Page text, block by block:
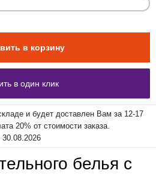
и будет доставлен Вам за 12-17
20% от стоимости заказа.
30.08.2026
белья с